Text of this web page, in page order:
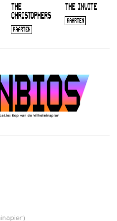
THE
CHRISTOPHERS
KAARTEN
THE INVITE
KAARTEN